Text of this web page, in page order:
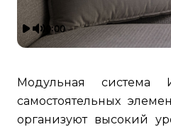
0:00
0:00
Модульная
самостоятельных
организуют высокий